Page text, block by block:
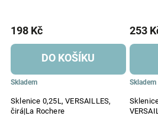
Sklenice 0,25L, VERSAILLES,
čirá|La Rochere
Skladem
198 Kč
DO KOŠÍKU
Skladem
253